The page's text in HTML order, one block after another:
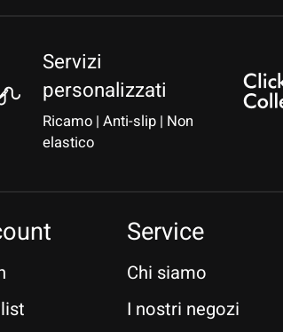
Servizi
personalizzati
Ricamo | Anti-slip | Non
elastico
Service
Chi siamo
I nostri negozi